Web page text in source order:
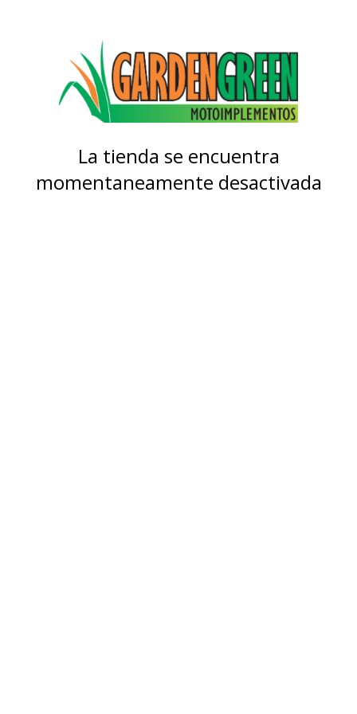
La tienda se encuentra
momentaneamente desactivada